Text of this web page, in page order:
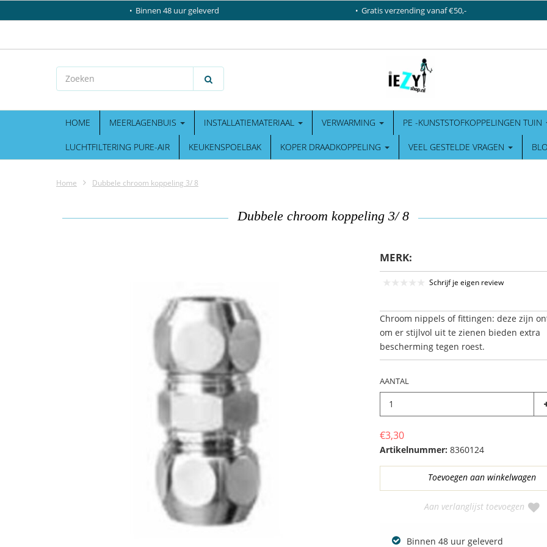
Binnen 48 uur geleverd Gratis verzending vanaf €50,-
HOME MEERLAGENBUIS INSTALLATIEMATERIAAL VERWARMING PE -KUNSTSTOFKOPPELINGEN TUIN
LUCHTFILTERING PURE-AIR KEUKENSPOELBAK KOPER DRAADKOPPELING VEEL GESTELDE VRAGEN
Home Dubbele chroom koppeling 3/ 8
Dubbele chroom koppeling 3/ 8
MERK:
Schrijf je eigen review
Chroom nippels of fittingen: deze zijn
om er stijlvol uit te zienen bieden extra
bescherming tegen roest.
AANTAL
€3,30
Artikelnummer: 8360124
Aan verlanglijst toevoegen
Binnen 48 uur geleverd